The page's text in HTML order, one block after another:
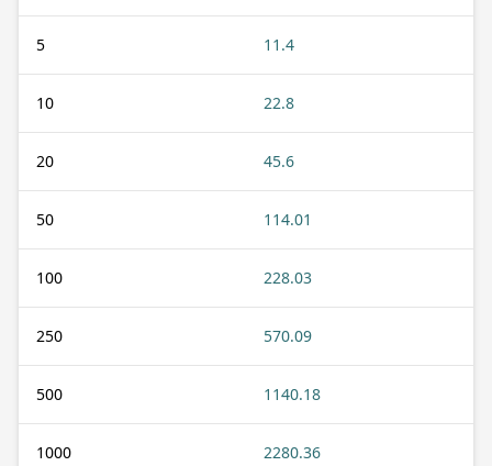
5 11.4
10 22.8
20 45.6
50 114.01
100 228.03
250 570.09
500 1140.18
1000 2280.36